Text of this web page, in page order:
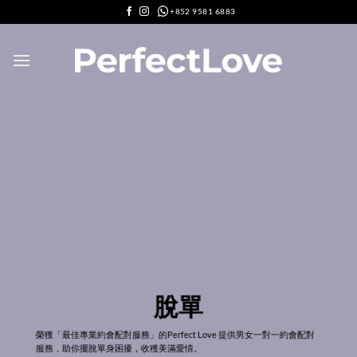
to
+852 9581 6883
脫單
榮獲「最佳專業約會配對服務」的Perfect Love 提供男女一對一約會配對
服務，助你擺脫單身困擾，收穫美滿愛情。